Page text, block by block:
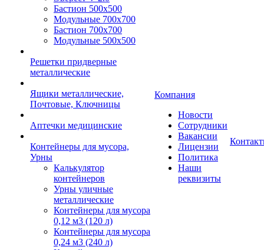
Бастион 500х500
Модульные 700х700
Бастион 700х700
Модульные 500х500
Решетки придверные
металлические
Ящики металлические,
Почтовые, Ключницы
Аптечки медицинские
Контейнеры для мусора,
Урны
Калькулятор
контейнеров
Урны уличные
металлические
Контейнеры для мусора
0,12 м3 (120 л)
Контейнеры для мусора
0,24 м3 (240 л)
Компания
Новости
Сотрудники
Вакансии
Лицензии
Политика
Наши
реквизиты